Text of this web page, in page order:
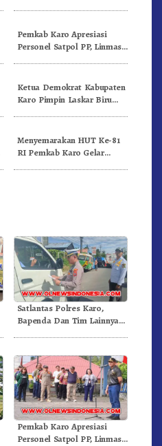
Pemkab Karo Apresiasi
Personel Satpol PP, Linmas,
Ketua Demokrat Kabupaten
Karo Pimpin Laskar Biru
Menyemarakan HUT Ke-81
RI Pemkab Karo Gelar
Satlantas Polres Karo,
Bapenda Dan Tim Lainnya
Pemkab Karo Apresiasi
Personel Satpol PP, Linmas,